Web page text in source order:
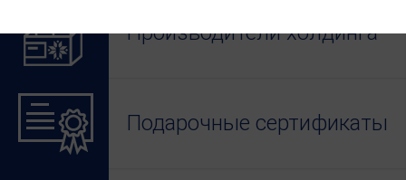
Производители холдинга
Подарочные сертификаты